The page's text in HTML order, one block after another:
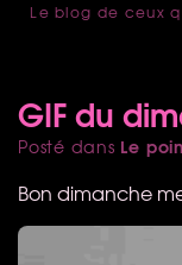
accueil
Le blog de ceux
GIF du
Posté dans Le
Bon dimanche